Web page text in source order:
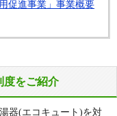
促進事業」事業概要
度をご紹介
器(エコキュート)を対